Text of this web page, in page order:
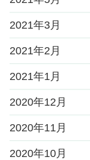
2021年3月
2021年2月
2021年1月
2020年12月
2020年11月
2020年10月